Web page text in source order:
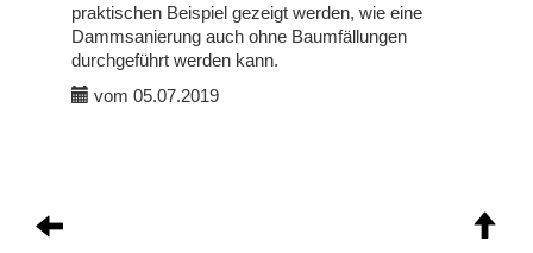
praktischen Beispiel gezeigt werden, wie eine
Dammsanierung auch ohne Baumfällungen
durchgeführt werden kann.
vom 05.07.2019